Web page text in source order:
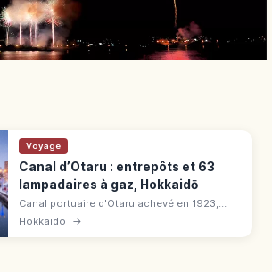
Voyage
Canal d’Otaru : entrepôts et 63
lampadaires à gaz, Hokkaidō
Canal portuaire d'Otaru achevé en 1923,
long de 1 140 m. Entrepôts en pierre, 63
Hokkaido →